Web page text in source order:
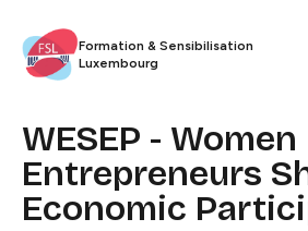
Formation & Sensibilisation
Luxembourg​​​​‌ ‍ ​‍​‍‌‍ ‌ ​‍‌‍‍‌‌‍‌ ‌‍‍‌‌‍ ‍​‍​‍​ ‍‍​‍​‍‌ ​ ‌‍​‌‌‍ ‍‌‍‍‌‌ ‌​‌ ‍‌​‍ ‍‌‍‍‌‌‍ ​‍​‍​‍ ​​‍​‍‌‍‍​‌ ​‍‌‍‌‌‌‍‌‍​‍​‍​ ‍‍​‍​‍​‍ ‌ ​ ‌ ‌​‌ ‌‌‌‍‌​‌‍‍‌‌‍ ​‍ ‌‍‍‌‌‍ ‍‌ ‌​‌‍‌‌‌‍ ‍‌ ‌​​‍ ‌‍‌‌‌‍‌​‌‍‍‌‌ ‌​​‍ ‌‍ ‌‌‍ ‌‍‌​‌‍‌‌​ ‌‌ ​​‌ ​‍‌‍‌‌‌ ​ ‌‍‌‌‌‍ ‍‌ ‌​‌‍​‌‌ ‌​‌‍‍‌‌‍ ‌‍ ‍​ ‍ ‌‍‍‌‌‍‌​​ ‌‌ ​ ‌‍‍‌‌ ‌​‌‍‌‌‌‌​ ‌‍‌‌‌ ‌​‌ ‌​‌‍‍‌‌‍ ‍‌‍‌ ‌ ​ ​ ‍ ‌ ‌​‌ ‍‌‌ ​​‌‍‌‌​ ‌‌ ​ ‌‍‍‌‌ ‌​‌‍‌‌‌‌​ ‌‍‌‌‌ ‌​‌ ‌​‌‍‍‌‌‍ ‍‌‍‌ ‌ ​ ​ ‍ ‌ ​​‌‍​‌‌ ‌​‌‍‍​​ ‌‌‍​‍‌ ​‍‌‍​‌‌‍ ‍‌‍‌​‌‍‍‌‌‍ ‍‌‍‌ ​‍ ‍‌‍​‍‌ ​‍‌‍​‌‌‍ ‍‌‍‌​‌​ ‍‌‍​‌‌‍ ‌‌‍‌‌​ ‌‍​‍‌‍​‌‌ ​ ‌‍‌‌‌‌‌‌‌ ​‍‌‍ ​​ ‌​‍‌‌​ ​‍‌​‌‍‌ ​ ‌ ‌​‌ ‌‌‌‍‌​‌‍‍‌‌‍ ​‍‌‍‌‍‍‌‌‍‌​​ ‌‌ ​ ‌‍‍‌‌ ‌​‌‍‌‌‌‌​ ‌‍‌‌‌ ‌​‌ ‌​‌‍‍‌‌‍ ‍‌‍‌ ‌ ​ ​‍‌‍‌ ‌​‌ ‍‌‌ ​​‌‍‌‌​ ‌‌ ​ ‌‍‍‌‌ ‌​‌‍‌‌‌‌​ ‌‍‌‌‌ ‌​‌ ‌​‌‍‍‌‌‍ ‍‌‍‌ ‌ ​ ​‍‌‍‌ ​​‌‍​‌‌ ‌​‌‍‍​​ ‌‌‍​‍‌ ​‍‌‍​‌‌‍ ‍‌‍‌​‌‍‍‌‌‍ ‍‌‍‌ ​‍ ‍‌‍​‍‌ ​‍‌‍​‌‌‍ ‍‌‍‌​‌​ ‍‌‍​‌‌‍ ‌‌‍‌‌​‍‌‍‌ ​​‌‍‌‌‌ ​‍‌ ​ ‌ ​​‌‍‌‌‌‍​ ‌ ‌​‌‍‍‌‌ ‌‍‌‍‌‌​ ‌‌ ​​‌ ‌‌‌‍​‍‌‍ ​‌‍‍‌‌ ​ ‌‍‍​‌‍‌‌‌‍‌​​‍​‍‌ ‌
WESEP - Women
Entrepreneurs
Economic Participation​​​​‌